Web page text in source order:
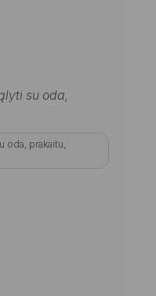
su oda,
prakaitu,